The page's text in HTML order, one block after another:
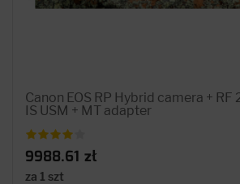
Canon EOS RP Hybrid camera + RF
IS USM + MT adapter
9988.61 zł
za 1 szt